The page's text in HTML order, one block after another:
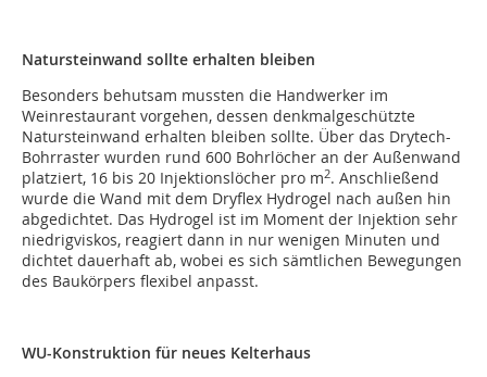
Natursteinwand sollte erhalten bleiben
Besonders behutsam mussten die Handwerker im
Weinrestaurant vorgehen, dessen denkmalgeschützte
Natursteinwand erhalten bleiben sollte. Über das Drytech-
Bohrraster wurden rund 600 Bohrlöcher an der Außenwand
platziert, 16 bis 20 Injektionslöcher pro m2. Anschließend
wurde die Wand mit dem Dryflex Hydrogel nach außen hin
abgedichtet. Das Hydrogel ist im Moment der Injektion sehr
niedrigviskos, reagiert dann in nur wenigen Minuten und
dichtet dauerhaft ab, wobei es sich sämtlichen Bewegungen
des Baukörpers flexibel anpasst.
WU-Konstruktion für neues Kelterhaus